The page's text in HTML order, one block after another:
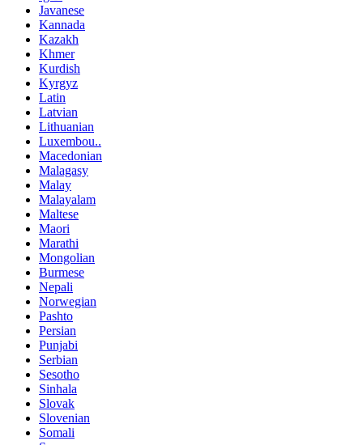
Javanese
Kannada
Kazakh
Khmer
Kurdish
Kyrgyz
Latin
Latvian
Lithuanian
Luxembou..
Macedonian
Malagasy
Malay
Malayalam
Maltese
Maori
Marathi
Mongolian
Burmese
Nepali
Norwegian
Pashto
Persian
Punjabi
Serbian
Sesotho
Sinhala
Slovak
Slovenian
Somali